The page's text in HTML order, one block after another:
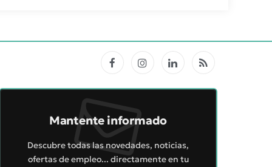
FacebookInstagramLinkedInRSS
Mantente informado
Descubre todas las novedades, noticias,
ofertas de empleo... directamente en tu